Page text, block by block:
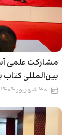
مشارکت علمی
بین‌المللی کتاب
۳۰ شهریور ۱۴۰۴